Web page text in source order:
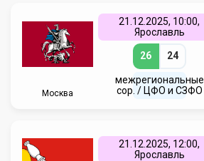
Москва
21.12.2025, 10:00,
Ярославль
26 24
межрегиональные
сор. / ЦФО и СЗФО
21.12.2025, 12:00,
Ярославль